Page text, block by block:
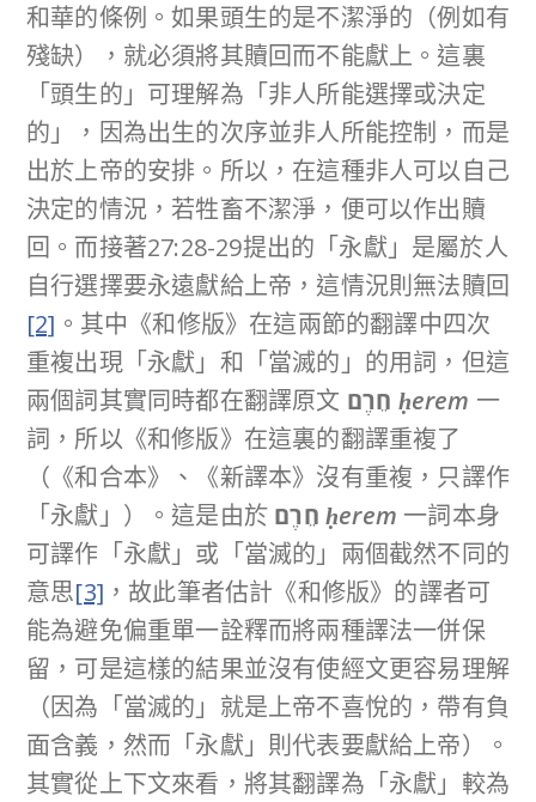
和華的條例。如果頭生的是不潔淨的（例如有
殘缺），就必須將其贖回而不能獻上。這裏
「頭生的」可理解為「非人所能選擇或決定
的」，因為出生的次序並非人所能控制，而是
出於上帝的安排。所以，在這種非人可以自己
決定的情況，若牲畜不潔淨，便可以作出贖
回。而接著27:28-29提出的「永獻」是屬於人
自行選擇要永遠獻給上帝，這情況則無法贖回
[2] 。其中《和修版》在這兩節的翻譯中四次
重複出現「永獻」和「當滅的」的用詞，但這
兩個詞其實同時都在翻譯原文 חֵרֶם herem 一
詞，所以《和修版》在這裏的翻譯重複了
（《和合本》、《新譯本》沒有重複，只譯作
「永獻」）。這是由於 חֵרֶם herem 一詞本身
可譯作「永獻」或「當滅的」兩個截然不同的
意思[3] ，故此筆者估計《和修版》的譯者可
能為避免偏重單一詮釋而將兩種譯法一併保
留，可是這樣的結果並沒有使經文更容易理解
（因為「當滅的」就是上帝不喜悅的，帶有負
面含義，然而「永獻」則代表要獻給上帝）。
其實從上下文來看，將其翻譯為「永獻」較為